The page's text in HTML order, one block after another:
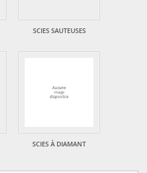
SCIES SAUTEUSES
SCIES À DIAMANT